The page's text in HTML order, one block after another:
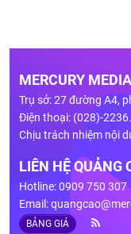
MERCURY
Trụ sở: 27 đường A4,
Điện thoại: (028)-
Chịu trách nhiệm nội
LIÊN HỆ QUẢNG
Hotline: 0909 750 307
Email:
BẢNG GIÁ